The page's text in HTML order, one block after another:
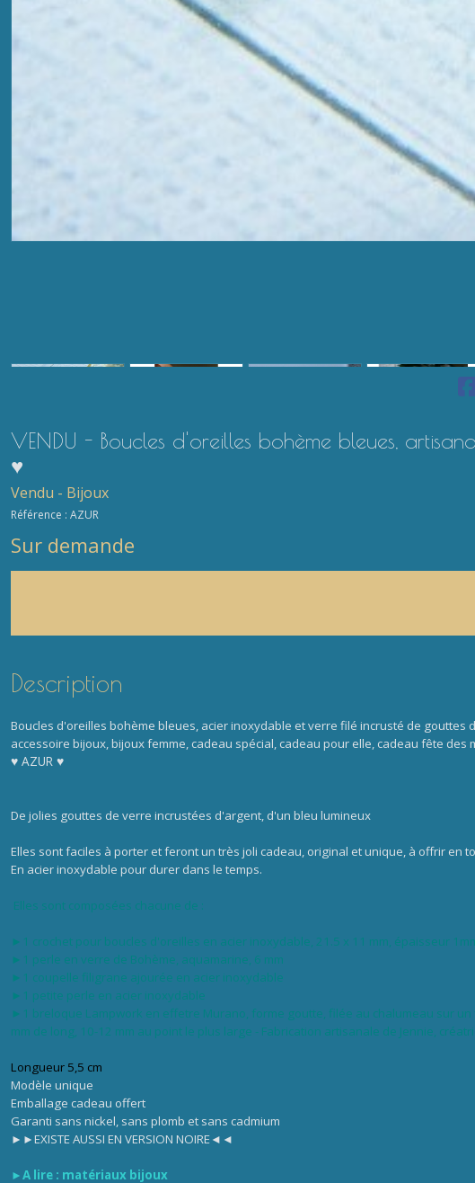
VENDU - Boucles d'oreilles bohème bleues,
♥
Vendu - Bijoux
Référence : AZUR
Sur demande
Description
Boucles d'oreilles bohème bleues, acier inoxydable et verre filé incrusté de
accessoire bijoux, bijoux femme, cadeau spécial, cadeau pour elle, cadeau fête des
♥ AZUR ♥
De jolies gouttes de verre incrustées d'argent, d'un bleu lumineux
Elles sont faciles à porter et feront un très joli cadeau, original et unique, à offrir en
En acier inoxydable pour durer dans le temps.
Elles sont composées chacune de :
► 1 crochet pour boucles d'oreilles en acier inoxydable, 21.5 x 11 mm, épaisseur
►1 perle en verre de Bohème, aquamarine, 6 mm
►1 coupelle filigrane ajourée en acier inoxydable
►1 petite perle en acier inoxydable
► 1 breloque Lampwork en effetre Murano, forme goutte, filée au chalumeau sur
mm de long, 10-12 mm au point le plus large - Fabrication artisanale de Jennie,
Longueur 5,5 cm
Modèle unique
Emballage cadeau offert
Garanti sans nickel, sans plomb et sans cadmium
►►EXISTE AUSSI EN VERSION NOIRE◄◄
►A lire : matériaux bijoux